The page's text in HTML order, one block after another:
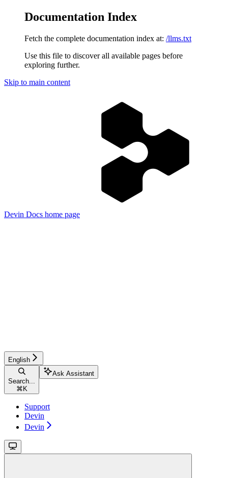
Documentation Index
Fetch the complete documentation index at: /llms.txt
Use this file to discover all available pages before
exploring further.
Skip to main content
Devin Docs home page
English
Search...
⌘ K
Ask Assistant
Support
Devin
Devin